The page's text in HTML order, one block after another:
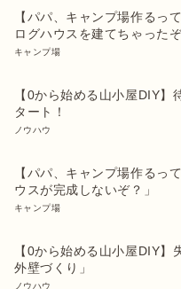
【パパ、キャンプ場作る
ログハウスを建てちゃったぞ
キャンプ場
【0から始める山小屋DIY
タート！
ノウハウ
【パパ、キャンプ場作る
ウスが完成しないぞ？」
キャンプ場
【0から始める山小屋DIY】
外壁づくり」
ノウハウ